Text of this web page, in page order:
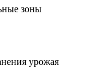
зоны
урожая